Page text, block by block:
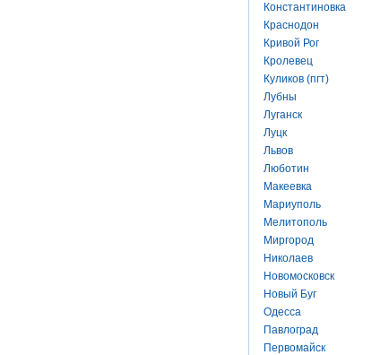
Константиновка
Краснодон
Кривой Рог
Кролевец
Куликов (пгт)
Лубны
Луганск
Луцк
Львов
Люботин
Макеевка
Мариуполь
Мелитополь
Миргород
Николаев
Новомосковск
Новый Буг
Одесса
Павлоград
Первомайск